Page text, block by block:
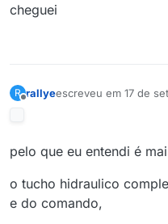
cheguei
R rallyeescreveu em 17 de
última edição por
pelo que eu entendi é
o tucho hidraulico
e do comando,